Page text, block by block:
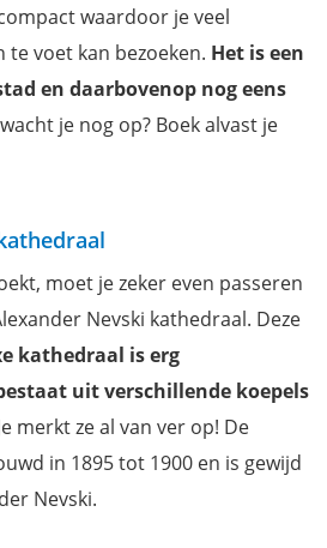
Kazanlak
Gorge
waardoor je veel
te voet kan bezoeken. Het is een
en daarbovenop nog eens
je nog op? Boek alvast je
moet je zeker even passeren
Nevski kathedraal. Deze
kathedraal is erg
uit verschillende koepels
merkt ze al van ver op! De
in 1895 tot 1900 en is gewijd
Nevski.